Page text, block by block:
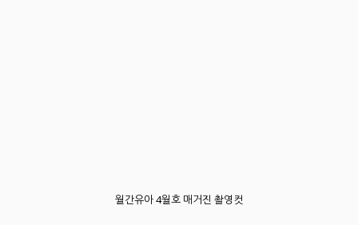
월간유아 4월호 매거진 촬영컷